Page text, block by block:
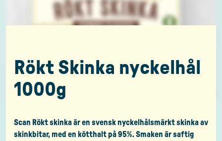
Rökt Skinka nyckelhål
1000g
Scan Rökt skinka är en svensk nyckelhålsmärkt skinka av
skinkbitar, med en kötthalt på 95%. Smaken är saftig